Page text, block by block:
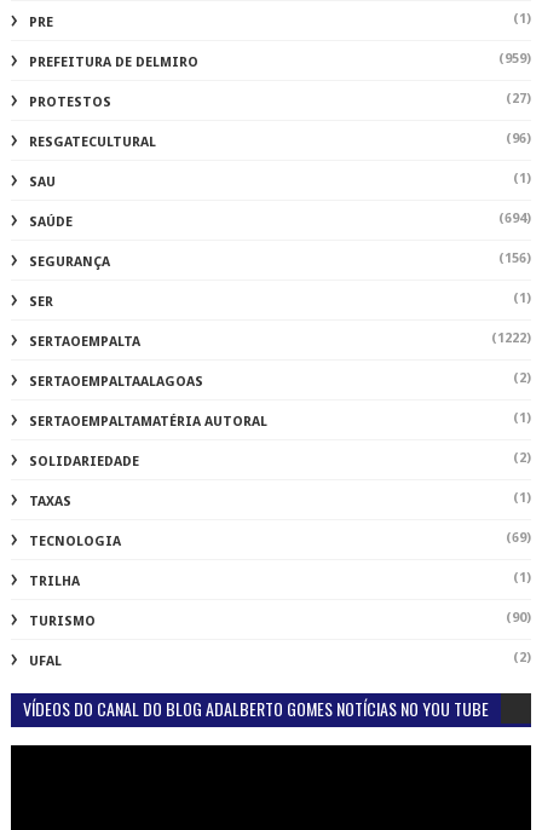
PRE (1)
PREFEITURA DE DELMIRO (959)
PROTESTOS (27)
RESGATECULTURAL (96)
SAU (1)
SAÚDE (694)
SEGURANÇA (156)
SER (1)
SERTAOEMPALTA (1222)
SERTAOEMPALTAALAGOAS (2)
SERTAOEMPALTAMATÉRIA AUTORAL (1)
SOLIDARIEDADE (2)
TAXAS (1)
TECNOLOGIA (69)
TRILHA (1)
TURISMO (90)
UFAL (2)
VÍDEOS DO CANAL DO BLOG ADALBERTO GOMES NOTÍCIAS NO YOU TUBE